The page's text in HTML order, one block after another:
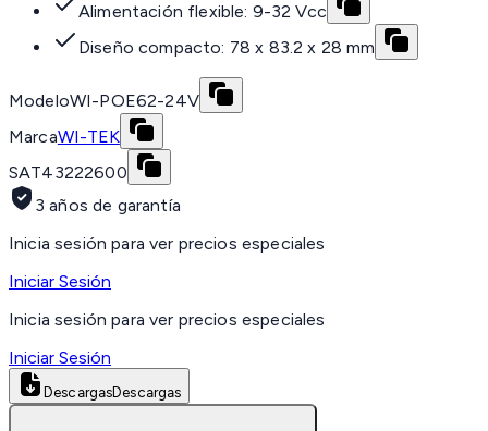
Alimentación flexible: 9-32 Vcc
Diseño compacto: 78 x 83.2 x 28 mm
ModeloWI-POE62-24V
MarcaWI-TEK
SAT43222600
3 años de garantía
Inicia sesión para ver precios especiales
Iniciar Sesión
Inicia sesión para ver precios especiales
Iniciar Sesión
DescargasDescargas